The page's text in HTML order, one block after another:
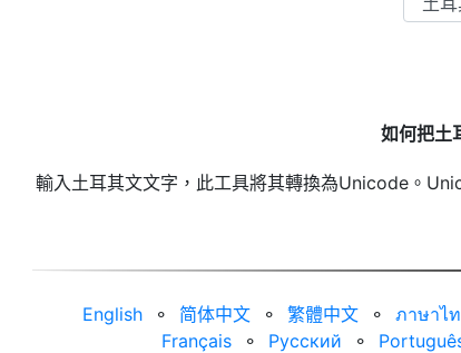
如何把土
輸入土耳其文文字，此工具將其轉換為Unicode。
English ⚬ 简体中文 ⚬ 繁體中文 ⚬ ภาษาไ
Français
⚬ Русский ⚬